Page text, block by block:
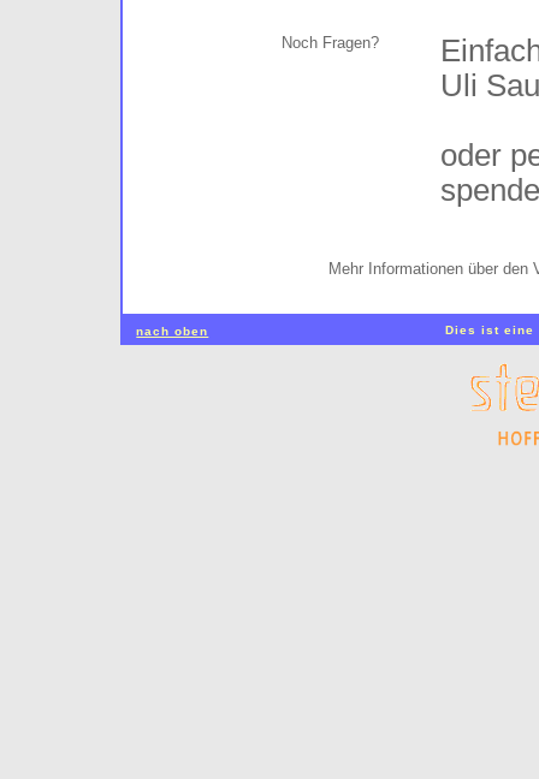
Noch Fragen?
Uli
oder
Mehr Informationen über den
nach oben Dies ist